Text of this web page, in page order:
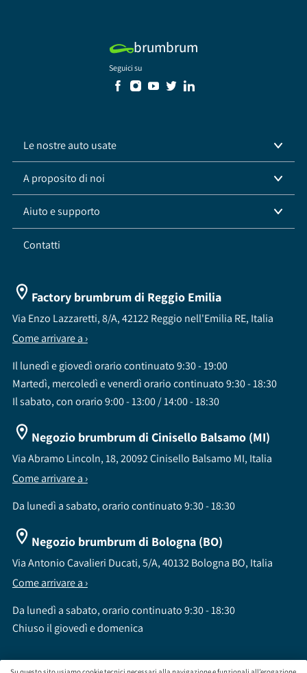
brumbrum
Seguici su
Le nostre auto usate
A proposito di noi
Aiuto e supporto
Contatti
Factory brumbrum di Reggio Emilia
Via Enzo Lazzaretti, 8/A, 42122 Reggio nell'Emilia RE, Italia
Come arrivare a ›
Il lunedì e giovedì orario continuato 9:30 - 19:00
Martedì, mercoledì e venerdì orario continuato 9:30 - 18:30
Il sabato, con orario 9:00 - 13:00 / 14:00 - 18:30
Negozio brumbrum di Cinisello Balsamo (MI)
Via Abramo Lincoln, 18, 20092 Cinisello Balsamo MI, Italia
Come arrivare a ›
Da lunedì a sabato, orario continuato 9:30 - 18:30
Negozio brumbrum di Bologna (BO)
Via Antonio Cavalieri Ducati, 5/A, 40132 Bologna BO, Italia
Come arrivare a ›
Da lunedì a sabato, orario continuato 9:30 - 18:30
Chiuso il giovedì e domenica